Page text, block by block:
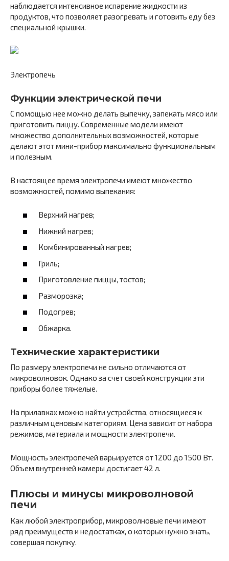
наблюдается интенсивное испарение жидкости из
продуктов, что позволяет разогревать и готовить еду без
специальной крышки.
Электропечь
Функции электрической печи
С помощью нее можно делать выпечку, запекать мясо или
приготовить пиццу. Современные модели имеют
множество дополнительных возможностей, которые
делают этот мини-прибор максимально функциональным
и полезным.
В настоящее время электропечи имеют множество
возможностей, помимо выпекания:
Верхний нагрев;
Нижний нагрев;
Комбинированный нагрев;
Гриль;
Приготовление пиццы, тостов;
Разморозка;
Подогрев;
Обжарка.
Технические характеристики
По размеру электропечи не сильно отличаются от
микроволновок. Однако за счет своей конструкции эти
приборы более тяжелые.
На прилавках можно найти устройства, относящиеся к
различным ценовым категориям. Цена зависит от набора
режимов, материала и мощности электропечи.
Мощность электропечей варьируется от 1200 до 1500 Вт.
Объем внутренней камеры достигает 42 л.
Плюсы и минусы микроволновой
печи
Как любой электроприбор, микроволновые печи имеют
ряд преимуществ и недостатках, о которых нужно знать,
совершая покупку.